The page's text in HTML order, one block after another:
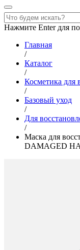
Нажмите Enter для
Главная
/
Каталог
/
Косметика для
/
Базовый уход
/
Для
/
Маска для
DAMAGED